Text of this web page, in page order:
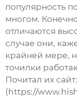
популярность
многом.
отличаются
случае они,
крайней мере,
точилки
Почитал их
(https://